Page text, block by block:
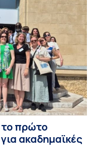
πρώτο
ακαδημαϊκές